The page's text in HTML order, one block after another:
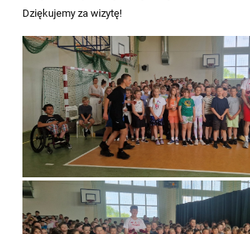
Dziękujemy za wizytę!